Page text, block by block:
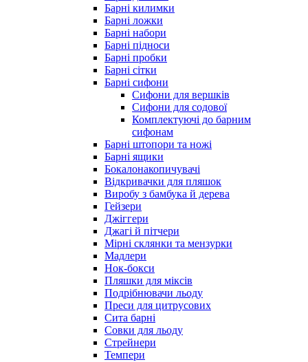
Барні килимки
Барні ложки
Барні набори
Барні підноси
Барні пробки
Барні сітки
Барні сифони
Сифони для вершків
Сифони для содової
Комплектуючі до барним
сифонам
Барні штопори та ножі
Барні ящики
Бокалонакопичувачі
Відкривачки для пляшок
Виробу з бамбука й дерева
Гейзери
Джіггери
Джагі й пітчери
Мірні склянки та мензурки
Мадлери
Нок-бокси
Пляшки для міксів
Подрібнювачи льоду
Преси для цитрусових
Сита барні
Совки для льоду
Стрейнери
Темпери